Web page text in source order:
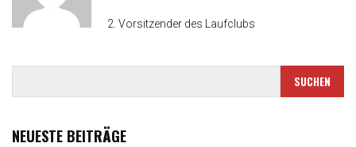
2. Vorsitzender des Laufclubs
NEUESTE BEITRÄGE